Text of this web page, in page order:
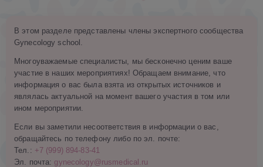
В этом разделе представлены члены экспертного сообщества
Gynecology school.
Многоуважаемые специалисты, мы бесконечно ценим ваше
участие в наших мероприятиях! Обращаем внимание, что
информация о вас была взята из открытых источников и
являлась актуальной на момент вашего участия в том или
ином мероприятии.
Если вы заметили несоответствия в информации о вас,
обращайтесь по телефону либо по эл. почте:
Тел.: +7 (999) 894-83-41
Эл. почта: gynecology@rusmedical.ru